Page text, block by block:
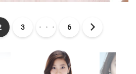
3 ・・・ 6